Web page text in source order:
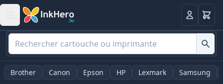
Panier
Brother Canon Epson HP Lexmark Samsung